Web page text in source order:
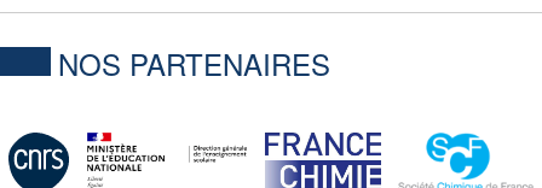
NOS PARTENAIRES